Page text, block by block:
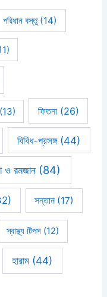
পরিধান বস্তু(14)
ফিতনা(26)
বিবিধ-প্রসঙ্গ(44)
ও রমজান (84)
সন্তান(17)
স্বাস্থ্য টিপস (12)
হারাম (44)